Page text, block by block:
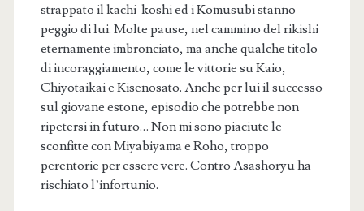
strappato il kachi-koshi ed i Komusubi stanno
peggio di lui. Molte pause, nel cammino del rikishi
eternamente imbronciato, ma anche qualche titolo
di incoraggiamento, come le vittorie su Kaio,
Chiyotaikai e Kisenosato. Anche per lui il successo
sul giovane estone, episodio che potrebbe non
ripetersi in futuro… Non mi sono piaciute le
sconfitte con Miyabiyama e Roho, troppo
perentorie per essere vere. Contro Asashoryu ha
rischiato l’infortunio.